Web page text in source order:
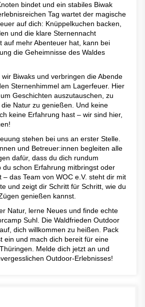
bindet und ein stabiles Biwak
Tag wartet der magische
auf dich: Knüppelkuchen backen,
und die klare Sternennacht
auf mehr Abenteuer hat, kann bei
die Geheimnisse des Waldes
Biwaks und verbringen die Abende
Sternenhimmel am Lagerfeuer. Hier
Geschichten auszutauschen, zu
Natur zu genießen. Und keine
keine Erfahrung hast – wir sind hier,
stehen bei uns an erster Stelle.
und Betreuer:innen begleiten alle
dafür, dass du dich rundum
du schon Erfahrung mitbringst oder
– das Team von WOC e.V. steht dir mit
und zeigt dir Schritt für Schritt, wie du
genießen kannst.
Natur, lerne Neues und finde echte
Suhl. Die Waldfrieden Outdoor
dich willkommen zu heißen. Pack
ein und mach dich bereit für eine
Melde dich jetzt an und
Outdoor-Erlebnisses!